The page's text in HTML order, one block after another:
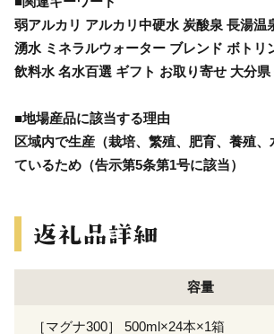
弱アルカリ アルカリ中硬水 炭酸泉 長湯温
湧水 ミネラルウォーター ブレンド ボトリ
飲料水 名水百選 ギフト お取り寄せ 大分県
■地場産品に該当する理由
区域内で生産（栽培、繁殖、肥育、養殖
ているため（告示第5条第1号に該当）
容量
［マグナ300］ 500ml×24本×1箱